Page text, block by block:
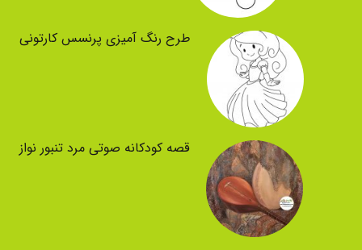
طرح رنگ آمیزی پرنسس کارتونی
قصه کودکانه صوتی مرد تنبور نواز